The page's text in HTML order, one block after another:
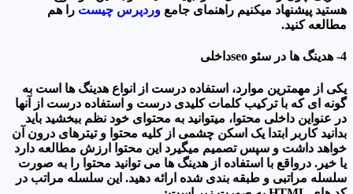
هستید پیشنهاد میکنیم راهنمای جامع وردپرس چیست را هم
مطالعه کنید.
4- هدینگ ها در سئو seoداخلی
یکی از مهمترین موارد، استفاده درست از انواع هدینگ ها است به
گونه ای که با ترکیب کلمات کلیدی درست و استفاده درست از آنها
در عنواین داخلی محتوا، میتوانید به محتوای خود نظم ببخشید باید
بدانید کاربر ابتدا یک اسکن چشمی از کلیه محتوا و تیترهای درون آن
خواهد داشت و سپس تصمیم میگیرد این محتوا ارزش مطالعه دارد
یا خیر. درواقع با استفاده از هدینگ ها می توانید محتوا را به صورت
سلسله مراتبی و طبقه بندی شده ارائه دهید. این سلسله مراتب در